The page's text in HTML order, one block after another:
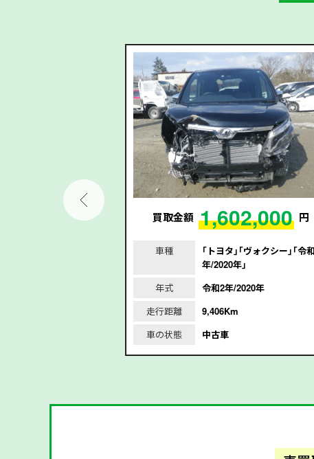
円 買取金額 1,602,000 円
車種
｢トヨタ｣｢ヴォクシー｣｢令
年/2020年｣
年式
令和2年/2020年
走行距離
9,406Km
車の状態
中古車